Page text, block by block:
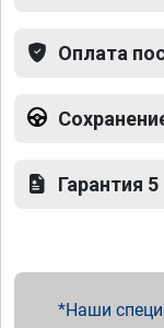
Оплата
Гарантия
Наши